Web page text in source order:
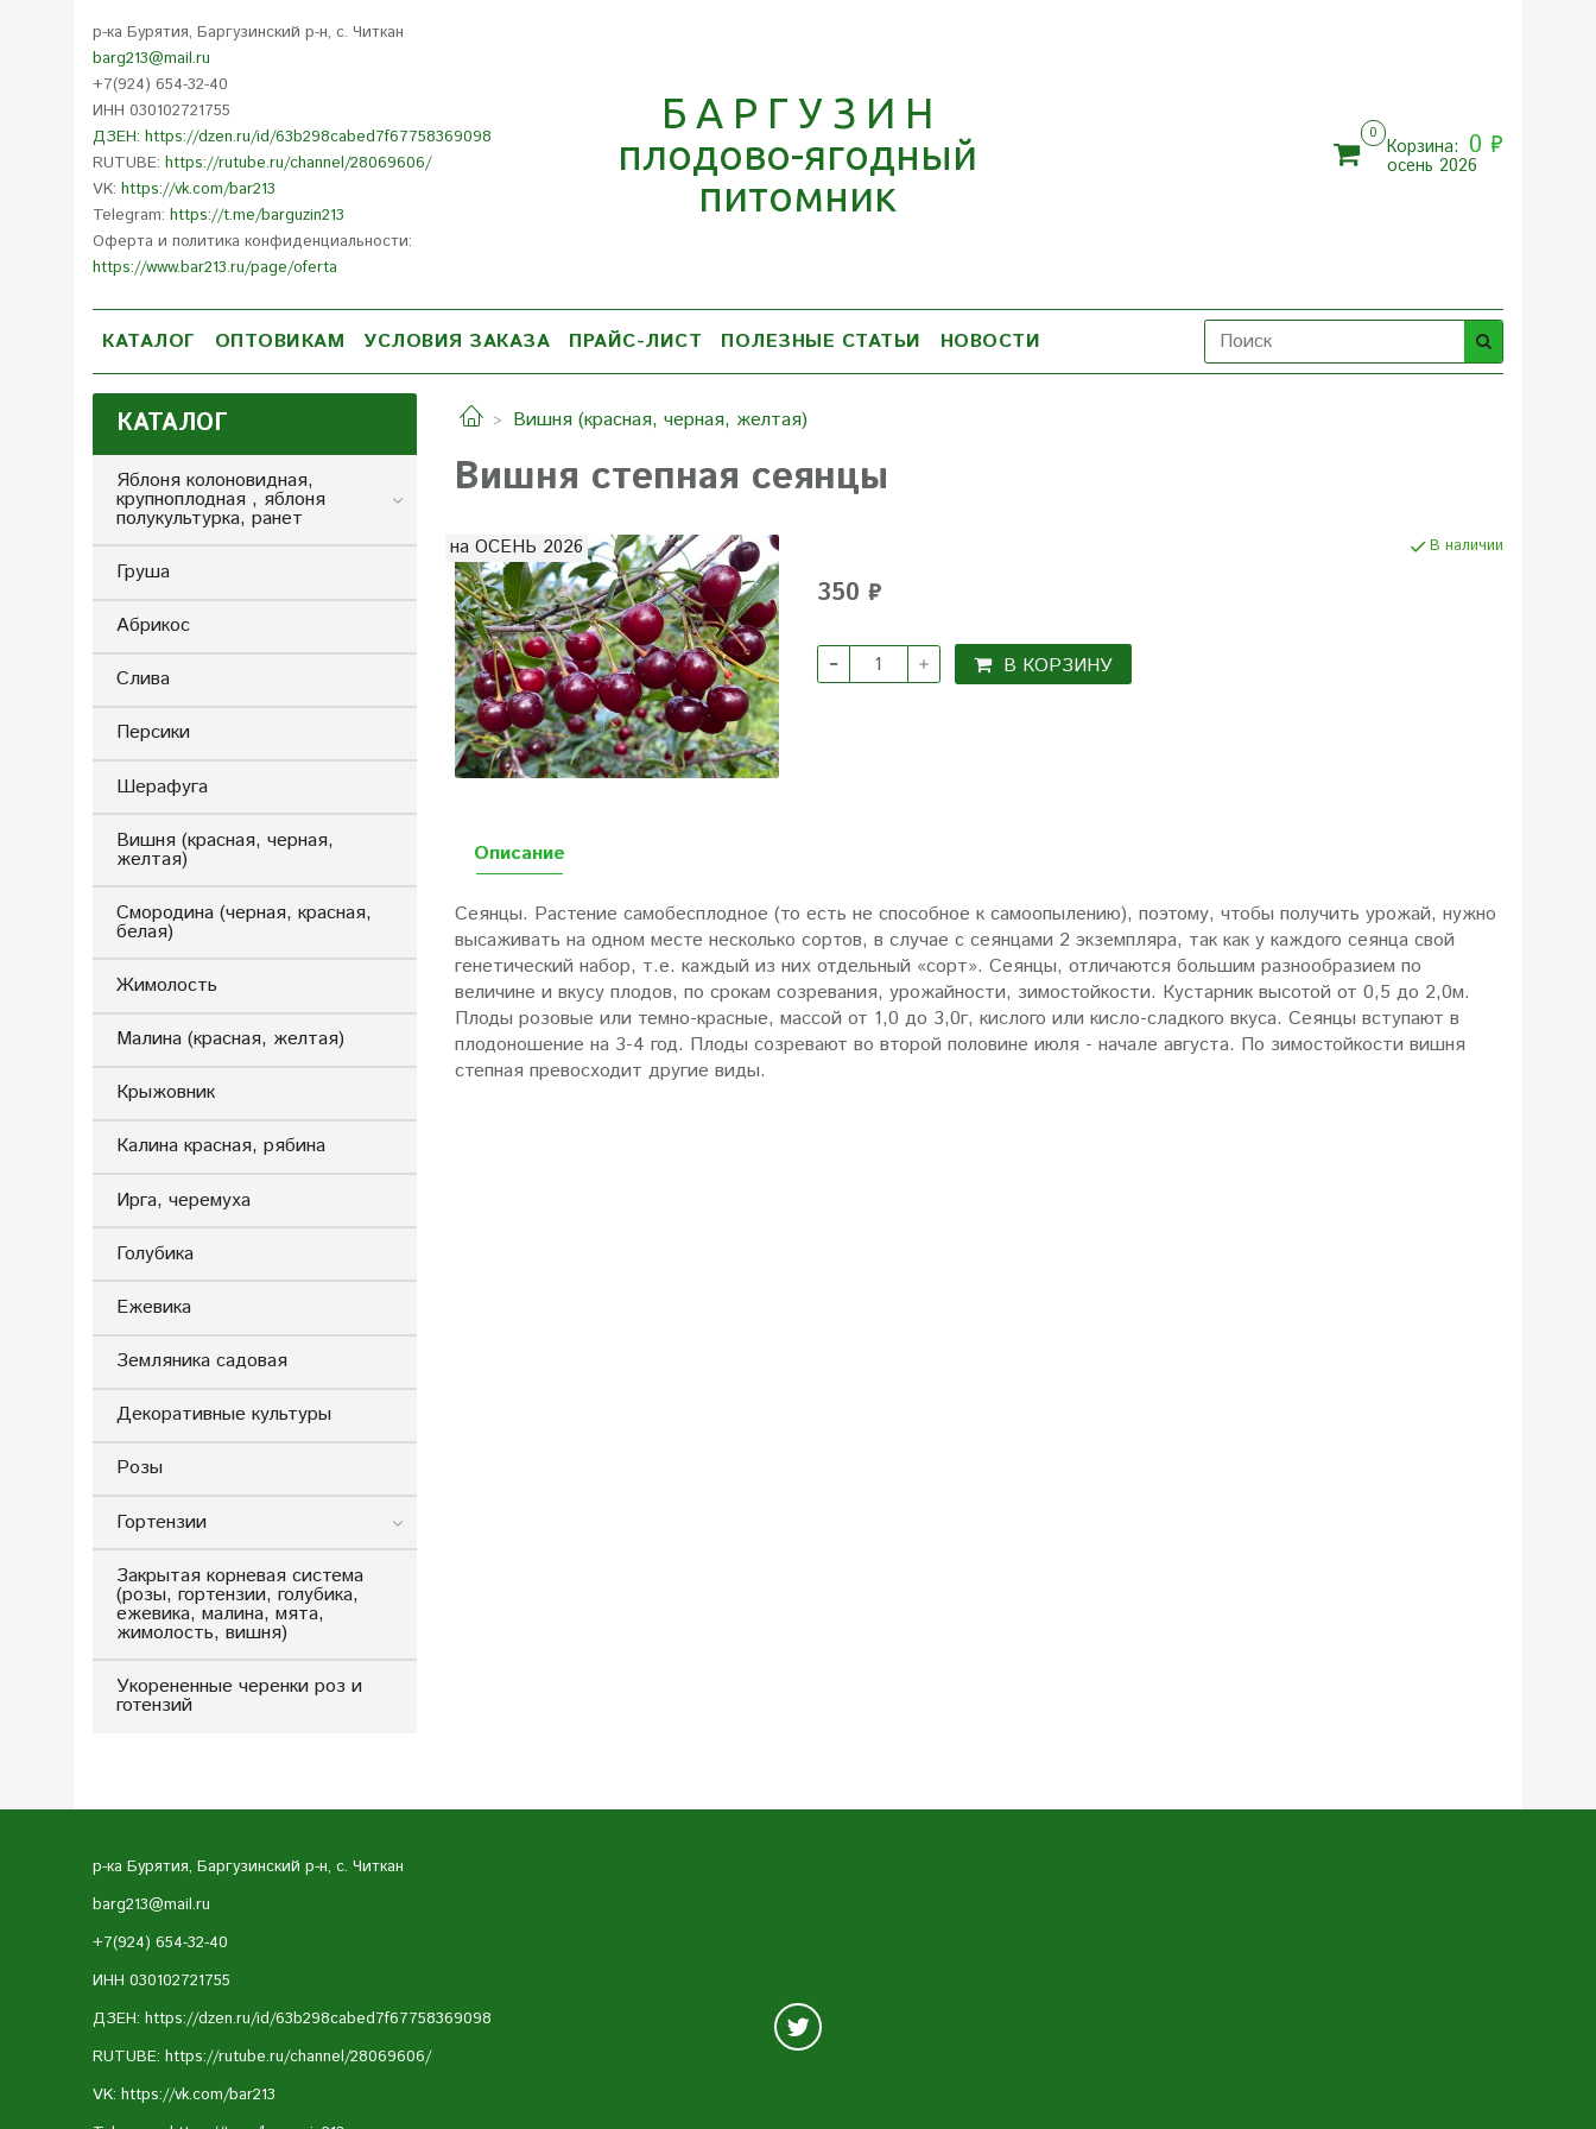
р-ка Бурятия, Баргузинский р-н, с. Читкан
barg213@mail.ru
+7(924) 654-32-40
ИНН 030102721755
ДЗЕН: https://dzen.ru/id/63b298cabed7f67758369098
RUTUBE: https://rutube.ru/channel/28069606/
VK: https://vk.com/bar213
Telegram: https://t.me/barguzin213
Оферта и политика конфиденциальности:
https://www.bar213.ru/page/oferta
Б А Р Г У З И Н
плодово-ягодный
питомник
0
Корзина: 0 ₽
осень 2026
КАТАЛОГ ОПТОВИКАМ УСЛОВИЯ ЗАКАЗА ПРАЙС-ЛИСТ ПОЛЕЗНЫЕ СТАТЬИ НОВОСТИ
Вишня (красная, черная, желтая)
Вишня степная сеянцы
на ОСЕНЬ 2026 В наличии
350 ₽
В КОРЗИНУ
Описание
Сеянцы. Растение самобесплодное (то есть не способное к самоопылению), поэтому, чтобы получить урожай, нужно
высаживать на одном месте несколько сортов, в случае с сеянцами 2 экземпляра, так как у каждого сеянца свой
генетический набор, т.е. каждый из них отдельный «сорт». Сеянцы, отличаются большим разнообразием по
величине и вкусу плодов, по срокам созревания, урожайности, зимостойкости. Кустарник высотой от 0,5 до 2,0м.
Плоды розовые или темно-красные, массой от 1,0 до 3,0г, кислого или кисло-сладкого вкуса. Сеянцы вступают в
плодоношение на 3-4 год. Плоды созревают во второй половине июля - начале августа. По зимостойкости вишня
степная превосходит другие виды.
КАТАЛОГ
Яблоня колоновидная,
крупноплодная , яблоня
полукультурка, ранет
Груша
Абрикос
Слива
Персики
Шерафуга
Вишня (красная, черная,
желтая)
Смородина (черная, красная,
белая)
Жимолость
Малина (красная, желтая)
Крыжовник
Калина красная, рябина
Ирга, черемуха
Голубика
Ежевика
Земляника садовая
Декоративные культуры
Розы
Гортензии
Закрытая корневая система
(розы, гортензии, голубика,
ежевика, малина, мята,
жимолость, вишня)
Укорененные черенки роз и
готензий
р-ка Бурятия, Баргузинский р-н, с. Читкан
barg213@mail.ru
+7(924) 654-32-40
ИНН 030102721755
ДЗЕН: https://dzen.ru/id/63b298cabed7f67758369098
RUTUBE: https://rutube.ru/channel/28069606/
VK: https://vk.com/bar213